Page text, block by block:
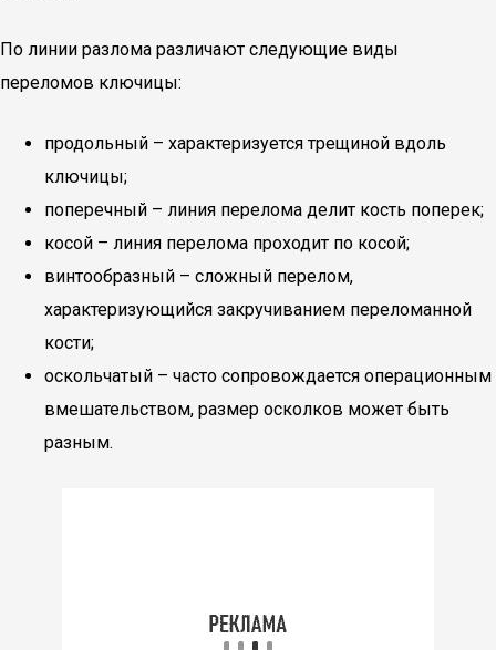
По линии разлома различают следующие виды
переломов ключицы:
продольный – характеризуется трещиной вдоль
ключицы;
поперечный – линия перелома делит кость поперек;
косой – линия перелома проходит по косой;
винтообразный – сложный перелом,
характеризующийся закручиванием переломанной
кости;
оскольчатый – часто сопровождается операционным
вмешательством, размер осколков может быть
разным.